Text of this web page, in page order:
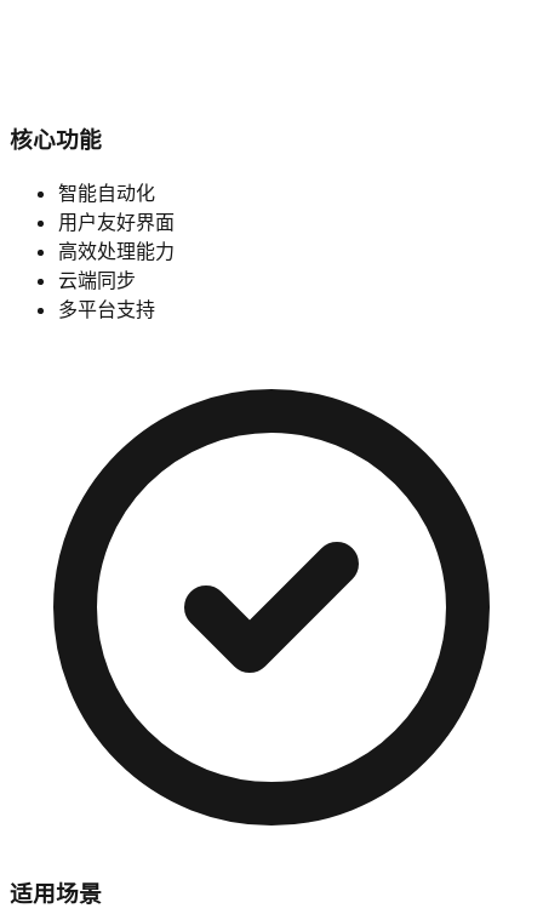
核心功能
智能自动化
用户友好界面
高效处理能力
云端同步
多平台支持
适用场景